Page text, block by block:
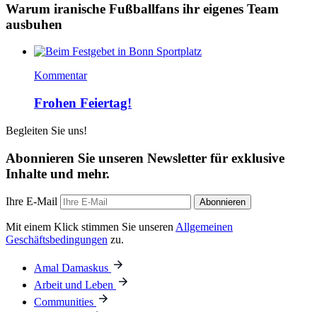
Warum iranische Fußballfans ihr eigenes Team
ausbuhen
Kommentar
Frohen Feiertag!
Begleiten Sie uns!
Abonnieren Sie unseren Newsletter für exklusive
Inhalte und mehr.
Ihre E-Mail Abonnieren
Mit einem Klick stimmen Sie unseren Allgemeinen
Geschäftsbedingungen zu.
Amal Damaskus
Arbeit und Leben
Communities